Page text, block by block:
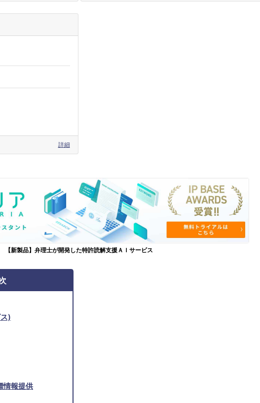
詳細
【新製品】弁理士が開発した特許読解支援ＡＩサービス
)
情報提供